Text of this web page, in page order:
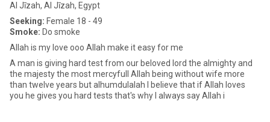
Al Jīzah, Al Jīzah, Egypt
Seeking: Female 18 - 49
Smoke: Do smoke
Allah is my love ooo Allah make it easy for me
A man is giving hard test from our beloved lord the almighty and
the majesty the most mercyfull Allah being without wife more
than twelve years but alhumdulalah I believe that if Allah loves
you he gives you hard tests that's why I always say Allah i